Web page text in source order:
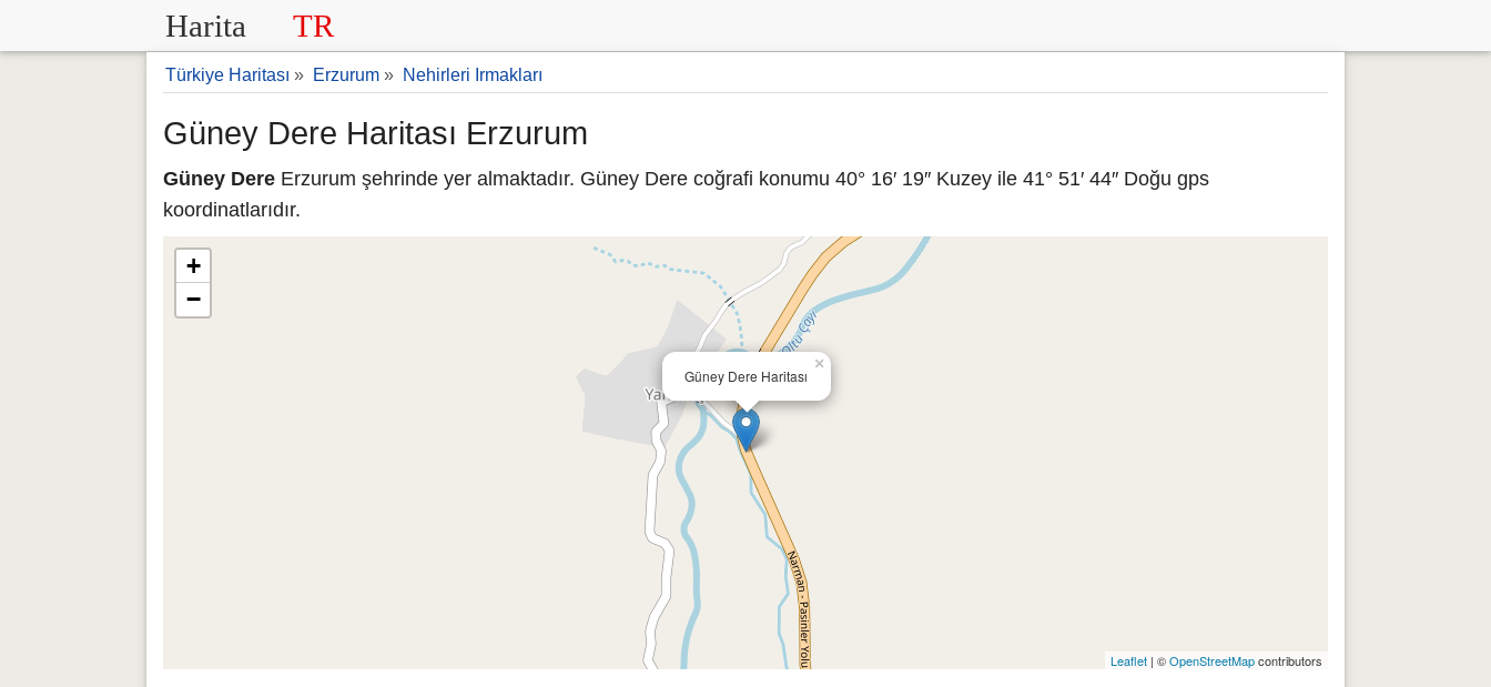
Harita TR
Türkiye Haritası » Erzurum » Nehirleri Irmakları
Güney Dere Haritası Erzurum
Güney Dere Erzurum şehrinde yer almaktadır. Güney Dere coğrafi konumu 40° 16′ 19″ Kuzey ile 41° 51′ 44″ Doğu gps
koordinatlarıdır.
Güney Dere Haritası
×
+
−
Leaflet | ©OpenStreetMapcontributors